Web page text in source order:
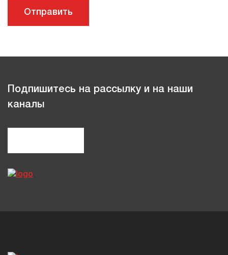
Подпишитесь на рассылку и на наши
каналы